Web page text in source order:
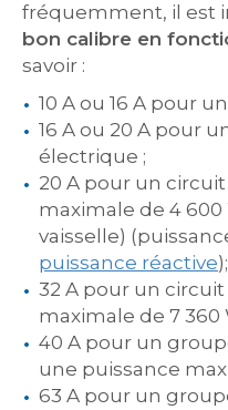
fréquemment, il est
bon calibre en
savoir :
10 A ou 16 A pour
16 A ou 20 A pour
électrique ;
20 A pour un
maximale de 4 600
vaisselle)
puissance réactive);
32 A pour un
maximale de 7 360
40 A pour un
une puissance
63 A pour un